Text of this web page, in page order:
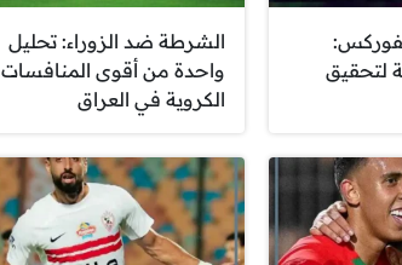
لتحقيق
الشرطة ضد الزوراء: تحليل
واحدة من أقوى المنافسات
الكروية في العراق